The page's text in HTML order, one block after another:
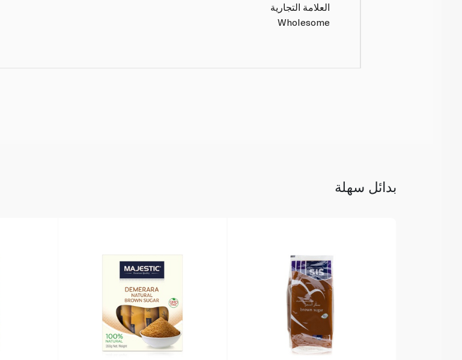
العلامة التجارية
Wholesome
بدائل سهلة